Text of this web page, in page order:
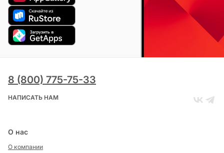
8 (800) 775-75-33
НАПИСАТЬ НАМ
О нас
О компании